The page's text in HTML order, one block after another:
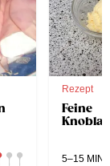
Rezept
Feine
5–15 MIN